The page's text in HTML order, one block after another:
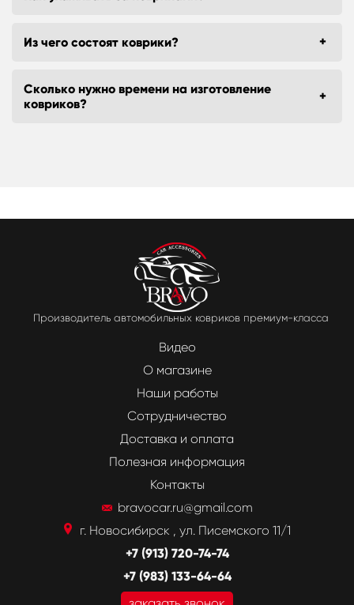
Из чего состоят коврики?
Сколько нужно времени на изготовление
ковриков?
Производитель автомобильных ковриков премиум-класса
Видео
О магазине
Наши работы
Сотрудничество
Доставка и оплата
Полезная информация
Контакты
bravocar.ru@gmail.com
г. Новосибирск , ул. Писемского 11/1
+7 (913) 720-74-74
+7 (983) 133-64-64